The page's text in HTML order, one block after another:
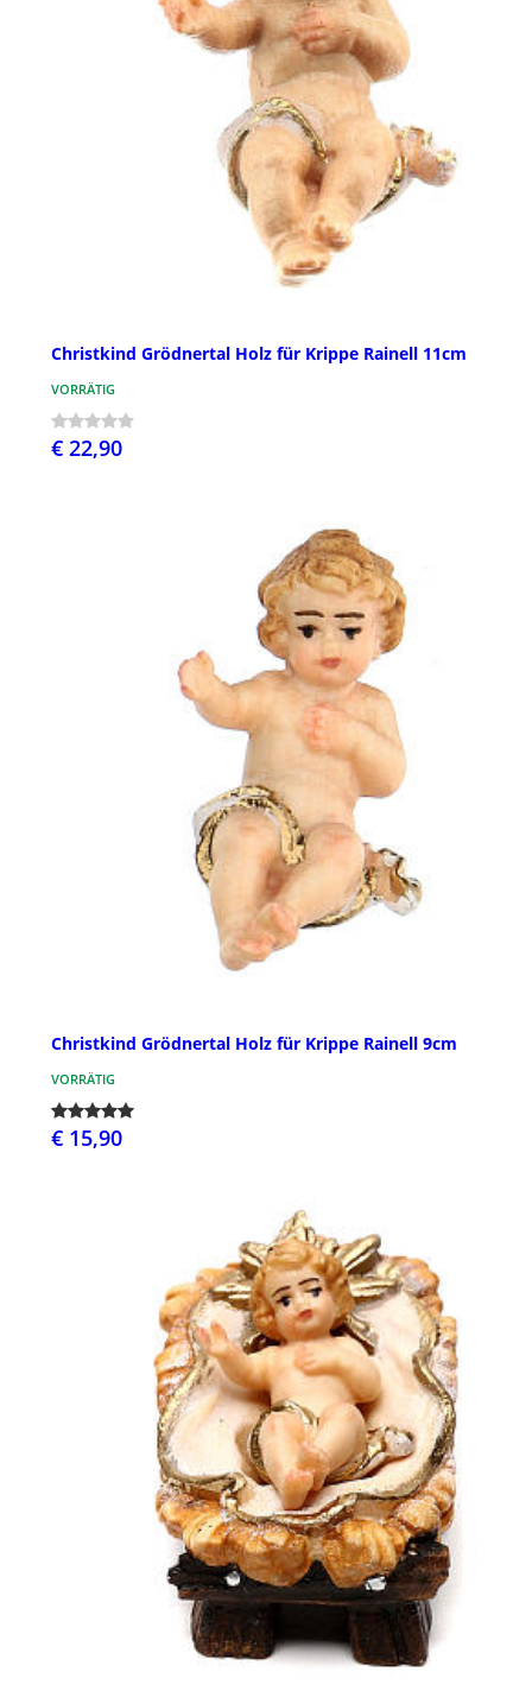
Christkind Grödnertal Holz für Krippe Rainell 11cm
VORRÄTIG
€ 22,90
Christkind Grödnertal Holz für Krippe Rainell 9cm
VORRÄTIG
€ 15,90